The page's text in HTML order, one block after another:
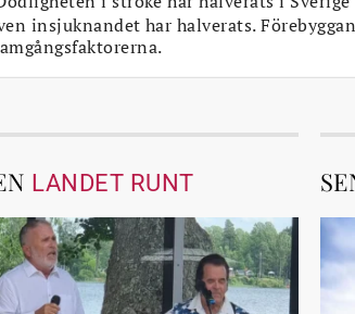
insjuknandet har halverats.
LANDET RUNT